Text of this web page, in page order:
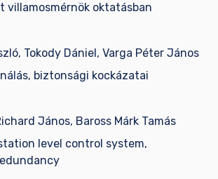
villamosmérnök oktatásban
Tokody Dániel, Varga Péter János
biztonsági kockázatai
János, Baross Márk Tamás
level control system,